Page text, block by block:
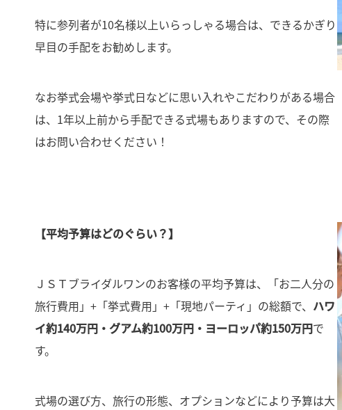
特に参列者が10名様以上いらっしゃる場合は、できるかぎり
早目の手配をお勧めします。
なお挙式会場や挙式日などに思い入れやこだわりがある場合
は、1年以上前から手配できる式場もありますので、その際
はお問い合わせください！
【平均予算はどのぐらい？】
ＪＳＴブライダルワンのお客様の平均予算は、「お二人分の
旅行費用」+「挙式費用」+「現地パーティ」の総額で、 ハワ
イ約140万円・グアム約100万円・ヨーロッパ約150万円で
す。
式場の選び方、旅行の形態、オプションなどにより予算は大